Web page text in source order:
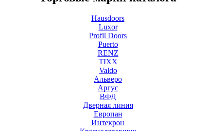
Hausdoors
Luxor
Profil Doors
Puerto
RENZ
TIXX
Valdo
Альверо
Аргус
ВФД
Дверная линия
Европан
Интекрон